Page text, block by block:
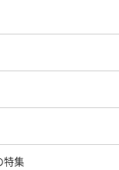
特集